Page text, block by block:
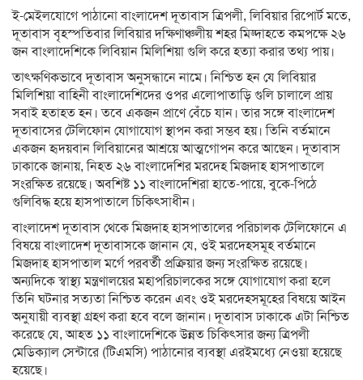
ই-মেইলযোগে পাঠানো বাংলাদেশ দূতাবাস ত্রিপলী, লিবিয়ার রিপোর্ট মতে,
দূতাবাস বৃহস্পতিবার লিবিয়ার দক্ষিণাঞ্চলীয় শহর মিজ্দাহতে কমপক্ষে ২৬
জন বাংলাদেশিকে লিবিয়ান মিলিশিয়া গুলি করে হত্যা করার তথ্য পায়।
তাৎক্ষণিকভাবে দূতাবাস অনুসন্ধানে নামে। নিশ্চিত হন যে লিবিয়ার
মিলিশিয়া বাহিনী বাংলাদেশিদের ওপর এলোপাতাড়ি গুলি চালালে প্রায়
সবাই হতাহত হন। তবে একজন প্রাণে বেঁচে যান। তার সঙ্গে বাংলাদেশ
দূতাবাসের টেলিফোন যোগাযোগ স্থাপন করা সম্ভব হয়। তিনি বর্তমানে
একজন হৃদয়বান লিবিয়ানের আশ্রয়ে আত্মগোপন করে আছেন। দূতাবাস
ঢাকাকে জানায়, নিহত ২৬ বাংলাদেশির মরদেহ মিজদাহ হাসপাতালে
সংরক্ষিত রয়েছে। অবশিষ্ট ১১ বাংলাদেশিরা হাতে-পায়ে, বুকে-পিঠে
গুলিবিদ্ধ হয়ে হাসপাতালে চিকিৎসাধীন।
বাংলাদেশ দূতাবাস থেকে মিজদাহ হাসপাতালের পরিচালক টেলিফোনে এ
বিষয়ে বাংলাদেশ দূতাবাসকে জানান যে, ওই মরদেহসমূহ বর্তমানে
মিজদাহ হাসপাতাল মর্গে পরবর্তী প্রক্রিয়ার জন্য সংরক্ষিত রয়েছে।
অন্যদিকে স্বাস্থ্য মন্ত্রণালয়ের মহাপরিচালকের সঙ্গে যোগাযোগ করা হলে
তিনি ঘটনার সত্যতা নিশ্চিত করেন এবং ওই মরদেহসমূহের বিষয়ে আইন
অনুযায়ী ব্যবস্থা গ্রহণ করা হবে বলে জানান। দূতাবাস ঢাকাকে এটা নিশ্চিত
করেছে যে, আহত ১১ বাংলাদেশিকে উন্নত চিকিৎসার জন্য ত্রিপলী
মেডিক্যাল সেন্টারে (টিএমসি) পাঠানোর ব্যবস্থা এরইমধ্যে নেওয়া হয়েছে
হয়েছে।